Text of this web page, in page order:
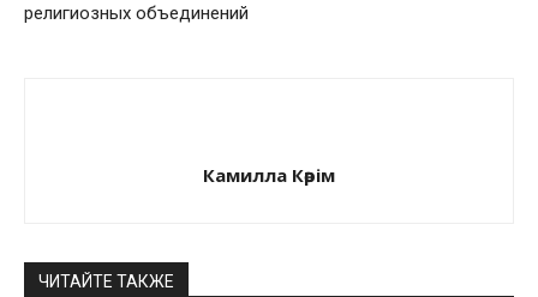
религиозных объединений
Камилла Кәрім
ЧИТАЙТЕ ТАКЖЕ